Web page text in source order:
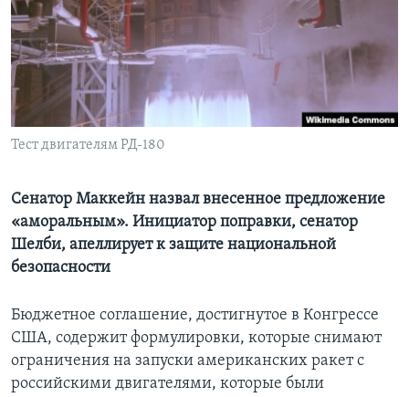
Learning English
СОЦИАЛЬНЫЕ СЕТИ
Тест двигателям РД-180
Сенатор Маккейн назвал внесенное предложение
«аморальным». Инициатор поправки, сенатор
Шелби, апеллирует к защите национальной
безопасности
Бюджетное соглашение, достигнутое в Конгрессе
США, содержит формулировки, которые снимают
ограничения на запуски американских ракет с
российскими двигателями, которые были